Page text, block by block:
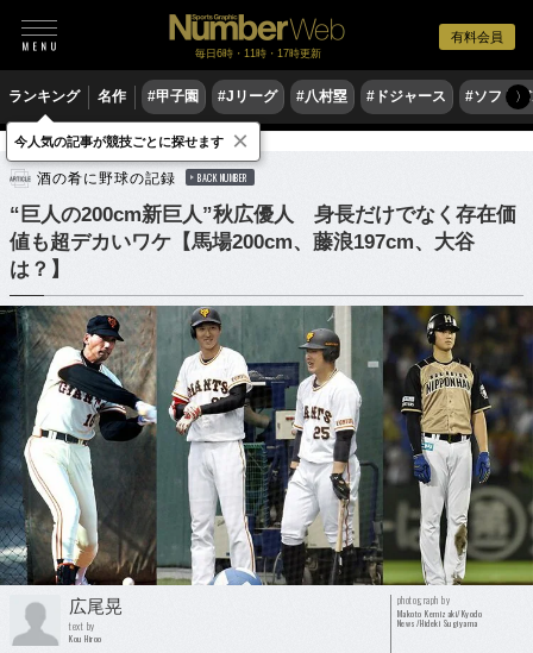
有料会員
毎日6時・11時・17時更新
ランキング 名作 #甲子園 #Jリーグ #八村塁 #ドジャース #ソフト〉
野球 プロ野球
酒の肴に野球の記録 BACK NUMBER
“巨人の200cm新巨人”秋広優人 身長だけでなく存在価
値も超デカいワケ【馬場200cm、藤浪197cm、大谷
は？】
広尾晃
text by
Kou Hiroo
photograph by
Makoto Kemizaki/Kyodo
News/Hideki Sugiyama
今人気の記事が競技ごとに探せます ×